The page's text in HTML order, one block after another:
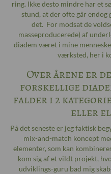
ring. Ikke desto mindre har et
stund, at der ofte går endog
det. For modsat de
masseproducerede) af
diadem været i mine
værksted, her i
Over årene er
forskellige
falder i 2
eller
På det seneste er jeg faktisk
mix-and-match koncept
elementer, som kan
kom sig af et vildt projekt,
udviklings-guru bad mig